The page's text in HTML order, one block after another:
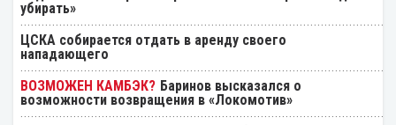
убирать»
ЦСКА собирается отдать в аренду своего
нападающего
Баринов высказался о
возможности возвращения в «Локомотив»